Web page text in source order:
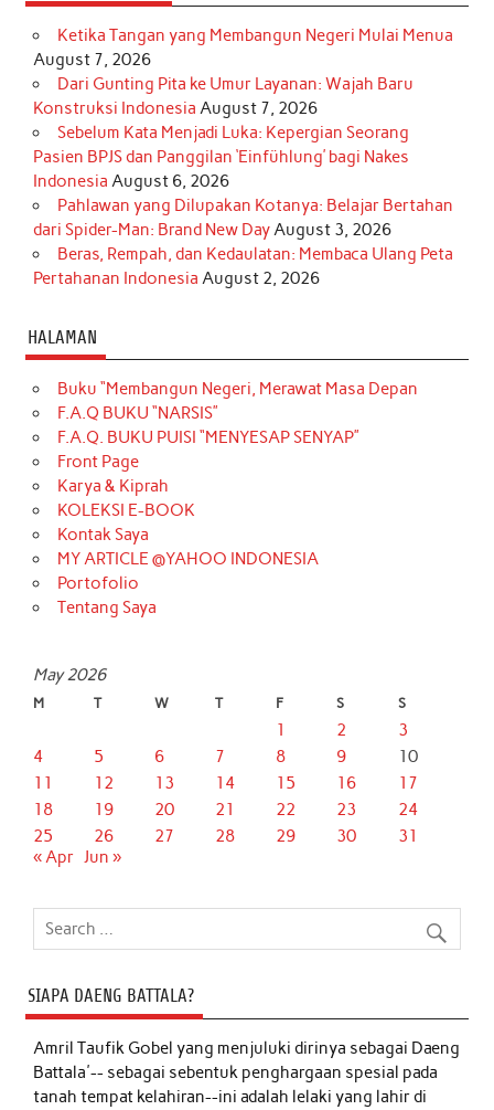
Ketika Tangan yang Membangun Negeri Mulai Menua
August 7, 2026
Dari Gunting Pita ke Umur Layanan: Wajah Baru
Konstruksi Indonesia August 7, 2026
Sebelum Kata Menjadi Luka: Kepergian Seorang
Pasien BPJS dan Panggilan ‘Einfühlung’ bagi Nakes
Indonesia August 6, 2026
Pahlawan yang Dilupakan Kotanya: Belajar Bertahan
dari Spider-Man: Brand New DayAugust 3, 2026
Beras, Rempah, dan Kedaulatan: Membaca Ulang Peta
Pertahanan Indonesia August 2, 2026
HALAMAN
Buku “Membangun Negeri, Merawat Masa Depan
F.A.Q BUKU “NARSIS”
F.A.Q. BUKU PUISI “MENYESAP SENYAP”
Front Page
Karya & Kiprah
KOLEKSI E-BOOK
Kontak Saya
MY ARTICLE @YAHOO INDONESIA
Portofolio
Tentang Saya
May 2026
M T W T F S S
1 2
3
4
5 6 7 8 9
10
11
12 13 14 15 16
17
18
19 20 21 22 23
24
25
26 27 28 29 30
31
« Apr Jun »
SIAPA DAENG BATTALA?
Amril Taufik Gobelyang menjuluki dirinya sebagai Daeng
Battala'-- sebagai sebentuk penghargaan spesial pada
tanah tempat kelahiran--ini adalah lelaki yang lahir di